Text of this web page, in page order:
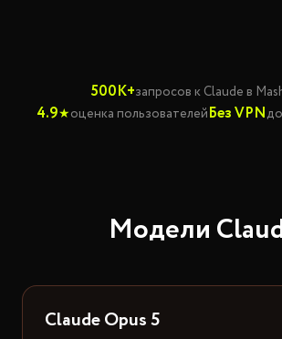
500K+запросов к Claude в
4.9★оценка пользователейБез VPN
Модели
Claude Opus 5